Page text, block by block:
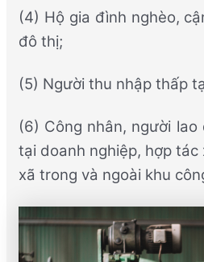
(4) Hộ gia đình nghèo,
đô thị;
(5) Người thu nhập thấp
(6) Công nhân, người
tại doanh nghiệp, hợp tác
xã trong và ngoài khu